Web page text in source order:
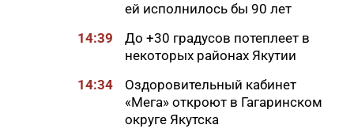
ей исполнилось бы 90 лет
14:39
До +30 градусов потеплеет в
некоторых районах Якутии
14:34
Оздоровительный кабинет
«Мега» откроют в Гагаринском
округе Якутска